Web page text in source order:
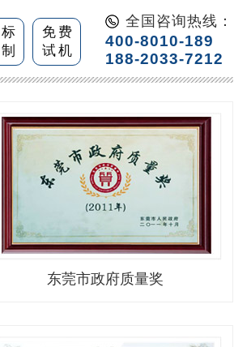
免费
试机
全国咨询热线：
400-8010-189
188-2033-7212
东莞市政府质量奖